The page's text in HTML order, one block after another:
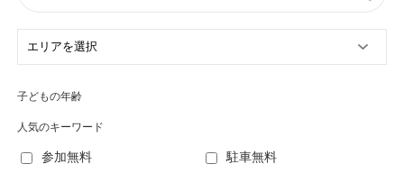
子どもの年齢
人気のキーワード
参加無料 駐車無料